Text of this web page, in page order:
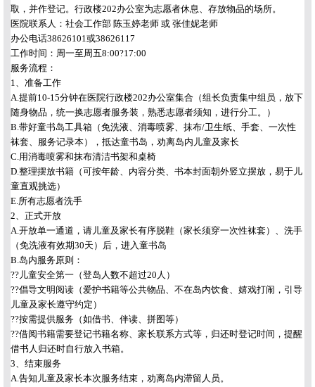
取，并作登记。行政楼202办公室为志愿者休息、存放物品的场所。
医院联系人：社会工作部 陈玉婷老师 或 张佳妮老师
办公电话38626101或38626117
工作时间：周一至周五8:00?17:00
服务流程：
1、准备工作
A.提前10-15分钟在医院行政楼202办公室集合（组长负责集中组员，放下
随身物品，统一换志愿者服务装，熟悉志愿者须知，进行分工。）
B.带好童书岛工具箱（免洗液、消毒喷雾、抹布/卫生纸、手套、一次性
袜套、服务记录本），抵达童书岛，劝离岛内儿童及家长
C.用消毒喷雾和抹布清洁书架和桌椅
D.整理摆放书籍（可按年龄、内容分类、书本封面朝外竖立摆放，易于儿
童直观挑选）
E.所有志愿者洗手
2、正式开放
A.开放单一通道，请儿童及家长有序脱鞋（家长须穿一次性袜套）、洗手
（免洗液有效期30天）后，进入童书岛
B.岛内服务原则：
??儿童安全第一（登岛人数不超过20人）
??倡导文明阅读（爱护书籍等公共物品、不在岛内饮食、嬉戏打闹，引导
儿童及家长遵守约定）
??按需提供服务（如借书、伴读、拼图等）
??借阅书籍需要登记书籍名称、家长联系方式等，归还时登记时间，提醒
借书人归还时自行放入书箱。
3、结束服务
A.告知儿童及家长本次服务结束，劝离岛内滞留人员。